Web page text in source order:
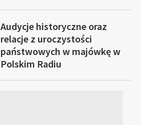
Audycje historyczne oraz
relacje z uroczystości
państwowych w majówkę w
Polskim Radiu